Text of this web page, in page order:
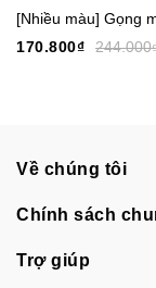
170.800₫
Về chúng tôi
Chính sách
Trợ giúp